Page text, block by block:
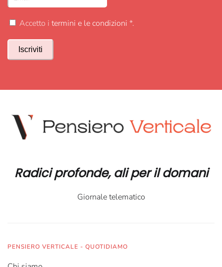
Accetto i termini e le condizioni *.
Radici profonde, ali per il domani
Giornale telematico
PENSIERO VERTICALE - QUOTIDIAMO